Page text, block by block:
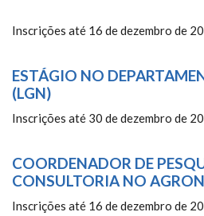
Inscrições até 16 de dezembro de
ESTÁGIO NO
(LGN)
Inscrições até 30 de dezembro de
COORDENADOR DE
CONSULTORIA NO
Inscrições até 16 de dezembro de